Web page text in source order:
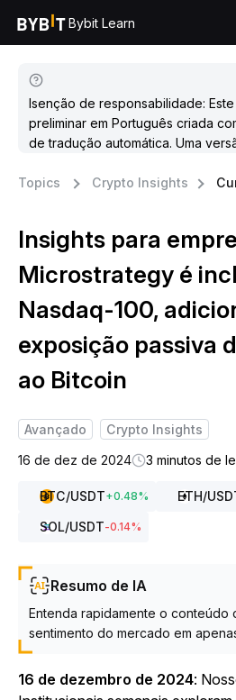
Bybit Learn
Isenção de responsabilidade:
preliminar em Português criada
de tradução automática. Uma
Topics
Crypto Insights
Insights para
Microstrategy é
Nasdaq-100,
exposição passiva
ao Bitcoin
Avançado
Crypto Insights
16 de dez de 2024
3 minutos de
BTC/USDT+0.48% ETH/
SOL/USDT-0.14%
Resumo de IA
Entenda rapidamente o conteúdo
sentimento do mercado em
16 de dezembro de 2024: